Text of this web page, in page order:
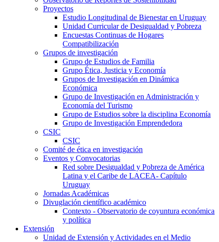
Proyectos
Estudio Longitudinal de Bienestar en Uruguay
Unidad Curricular de Desigualdad y Pobreza
Encuestas Continuas de Hogares
Compatibilización
Grupos de investigación
Grupo de Estudios de Familia
Grupo Ética, Justicia y Economía
Grupos de Investigación en Dinámica
Económica
Grupo de Investigación en Administración y
Economía del Turismo
Grupo de Estudios sobre la disciplina Economía
Grupo de Investigación Emprendedora
CSIC
CSIC
Comité de ética en investigación
Eventos y Convocatorias
Red sobre Desigualdad y Pobreza de América
Latina y el Caribe de LACEA- Capítulo
Uruguay
Jornadas Académicas
Divuglación científico académico
Contexto - Observatorio de coyuntura económica
y política
Extensión
Unidad de Extensión y Actividades en el Medio